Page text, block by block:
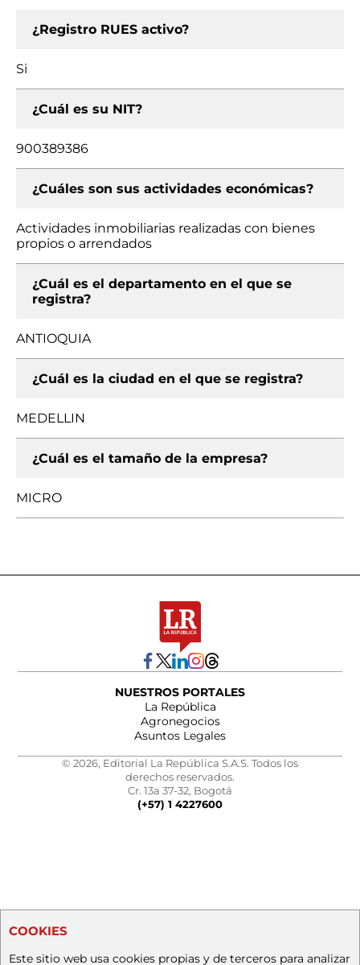
¿Registro RUES activo?
Si
¿Cuál es su NIT?
900389386
¿Cuáles son sus actividades económicas?
Actividades inmobiliarias realizadas con bienes
propios o arrendados
¿Cuál es el departamento en el que se
registra?
ANTIOQUIA
¿Cuál es la ciudad en el que se registra?
MEDELLIN
¿Cuál es el tamaño de la empresa?
MICRO
NUESTROS PORTALES
La República
Agronegocios
Asuntos Legales
© 2026, Editorial La República S.A.S. Todos los
derechos reservados.
Cr. 13a 37-32, Bogotá
(+57) 1 4227600
COOKIES
Este sitio web usa cookies propias y de terceros para analizar